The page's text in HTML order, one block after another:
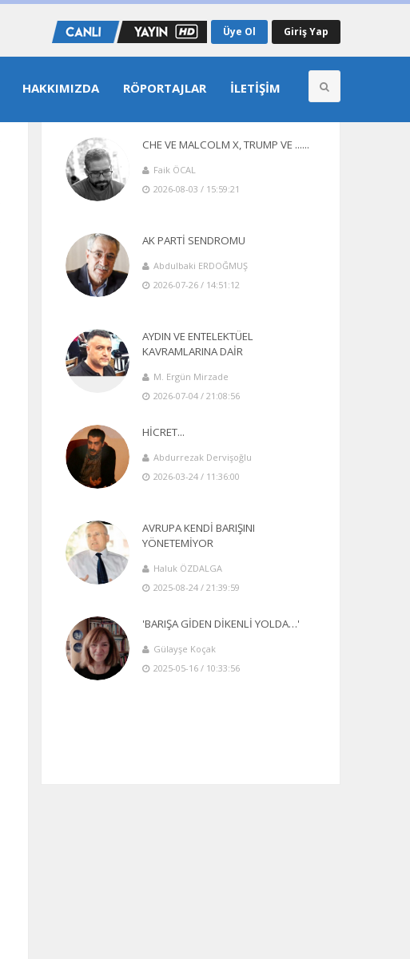
Üye Ol Giriş Yap
HAKKIMIZDA RÖPORTAJLAR İLETIŞIM
Yazarlarımız
CHE VE MALCOLM X, TRUMP VE ......
Faik ÖCAL
2026-08-03 / 15:59:21
AK PARTİ SENDROMU
Abdulbaki ERDOĞMUŞ
2026-07-26 / 14:51:12
AYDIN VE ENTELEKTÜEL
KAVRAMLARINA DAİR
M. Ergün Mirzade
2026-07-04 / 21:08:56
HİCRET...
Abdurrezak Dervişoğlu
2026-03-24 / 11:36:00
AVRUPA KENDİ BARIŞINI
YÖNETEMİYOR
Haluk ÖZDALGA
2025-08-24 / 21:39:59
'BARIŞA GİDEN DİKENLİ YOLDA…'
Gülayşe Koçak
2025-05-16 / 10:33:56